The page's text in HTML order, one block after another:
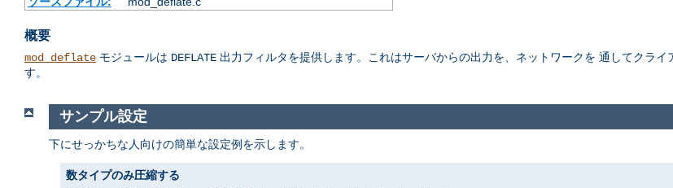
概要
mod_deflate モジュールは DEFLATE 出力フィルタを提供します。これはサーバからの出力を、ネットワークを 通してクラ
す。
サンプル設定
下にせっかちな人向けの簡単な設定例を示します。
数タイプのみ圧縮する